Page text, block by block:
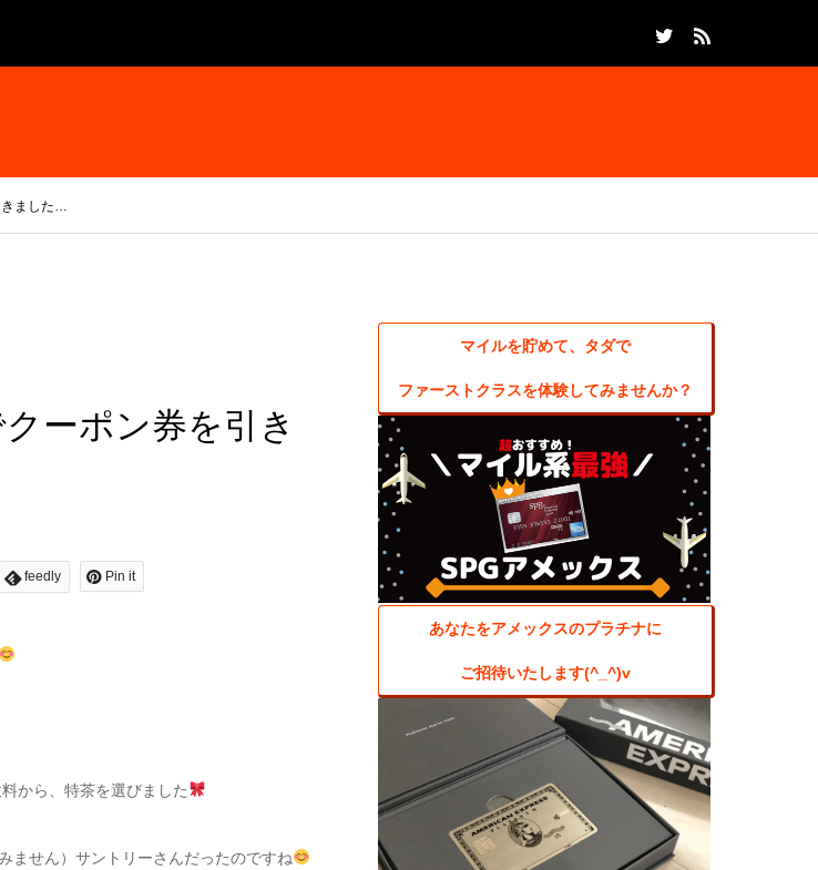
きました…
ーポン券を引き
feedly Pin it
から、特茶を選びました
ません）サントリーさんだったのですね
マイルを貯めて、タダで
ファーストクラスを体験してみませんか？
あなたをアメックスのプラチナに
ご招待いたします(^_^)v